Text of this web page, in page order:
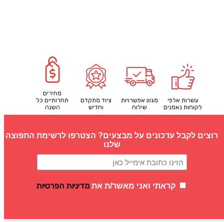
מחירים
תחרותיים כל
השנה
ציוד מתקדם
וחדיש
מגוון אפשרויות
שילוח
עשרות אלפי
לקוחות נאמנים
רוצים לקבל עדכונים על מבצעים? הצטרפו לרשימת התפוצה
שלנו
קראתי ואני מאשר/ת את מדיניות הפרטיות